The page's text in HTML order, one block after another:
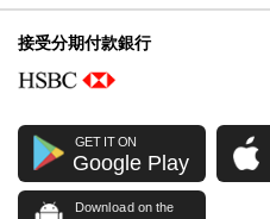
接受分期付款銀行
GET IT ON
Google Play
Download on the